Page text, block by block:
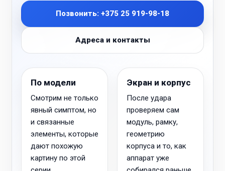
Позвонить: +375 25 919-98-18
Адреса и контакты
По модели
Смотрим не только
явный симптом, но
и связанные
элементы, которые
дают похожую
картину по этой
Экран и корпус
После удара
проверяем сам
модуль, рамку,
геометрию
корпуса и то, как
аппарат уже